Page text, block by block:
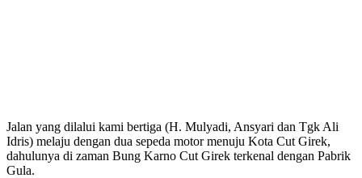
Jalan yang dilalui kami bertiga (H. Mulyadi, Ansyari dan Tgk Ali
Idris) melaju dengan dua sepeda motor menuju Kota Cut Girek,
dahulunya di zaman Bung Karno Cut Girek terkenal dengan Pabrik
Gula.